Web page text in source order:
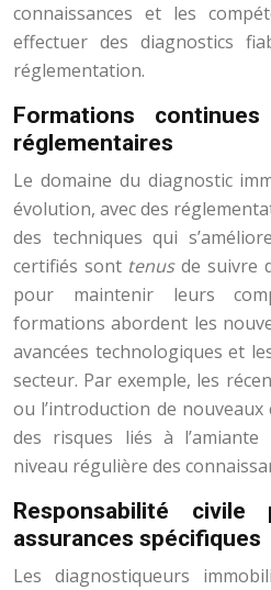
connaissances et les
effectuer des diagnostics
réglementation.
Formations
réglementaires
Le domaine du diagnostic
évolution, avec des
des techniques qui
certifiés sont tenusde suivre
pour maintenir leurs
formations abordent les
avancées technologiques et
secteur. Par exemple, les
ou l’introduction de
des risques liés à
niveau régulière des
Responsabilité civile
assurances spécifiques
Les diagnostiqueurs